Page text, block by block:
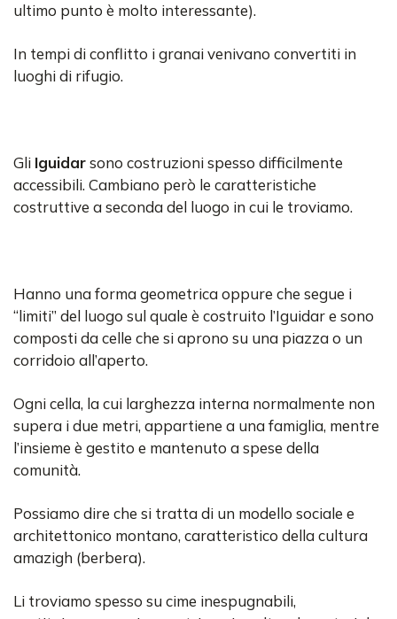
ultimo punto è molto interessante).
In tempi di conflitto i granai venivano convertiti in
luoghi di rifugio.
Gli Iguidarsono costruzioni spesso difficilmente
accessibili. Cambiano però le caratteristiche
costruttive a seconda del luogo in cui le troviamo.
Hanno una forma geometrica oppure che segue i
“limiti” del luogo sul quale è costruito l’Iguidar e sono
composti da celle che si aprono su una piazza o un
corridoio all’aperto.
Ogni cella, la cui larghezza interna normalmente non
supera i due metri, appartiene a una famiglia, mentre
l’insieme è gestito e mantenuto a spese della
comunità.
Possiamo dire che si tratta di un modello sociale e
architettonico montano, caratteristico della cultura
amazigh (berbera).
Li troviamo spesso su cime inespugnabili,